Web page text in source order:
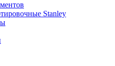
Stanley